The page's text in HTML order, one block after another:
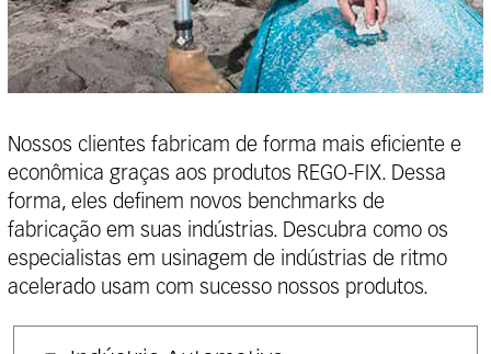
Nossos clientes fabricam de forma mais eficiente e
econômica graças aos produtos REGO-FIX. Dessa
forma, eles definem novos benchmarks de
fabricação em suas indústrias. Descubra como os
especialistas em usinagem de indústrias de ritmo
acelerado usam com sucesso nossos produtos.